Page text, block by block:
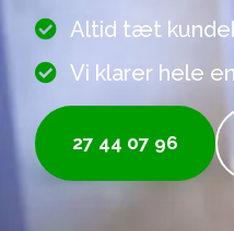
Altid tæt
Vi klarer hele
27 44 07 96